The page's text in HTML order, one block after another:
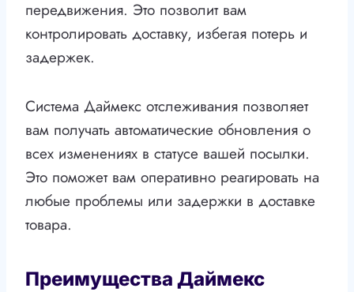
передвижения. Это позволит вам
контролировать доставку, избегая потерь и
задержек.
Система Даймекс отслеживания позволяет
вам получать автоматические обновления о
всех изменениях в статусе вашей посылки.
Это поможет вам оперативно реагировать на
любые проблемы или задержки в доставке
товара.
Преимущества Даймекс